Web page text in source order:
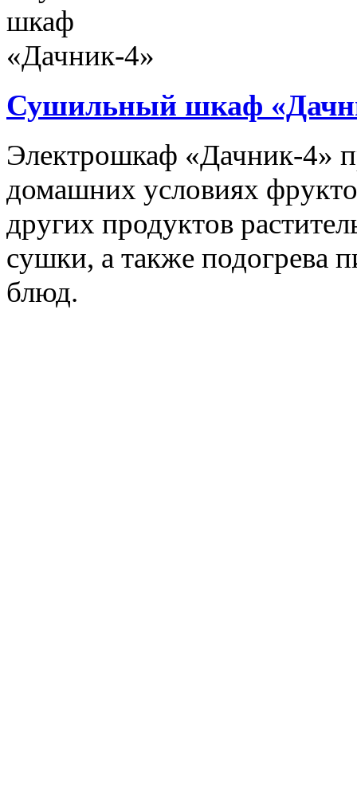
Сушильный шкаф
Электрошкаф «Дачник-4»
домашних условиях
других продуктов
сушки, а также подогрева
блюд.